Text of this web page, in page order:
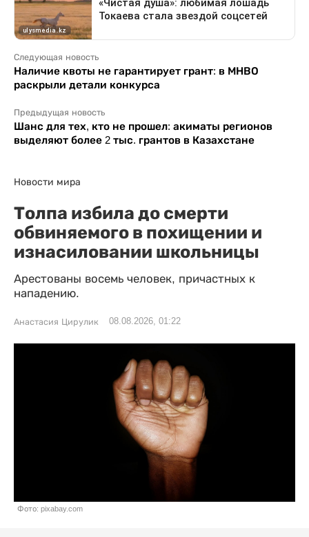
Следующая новость
Наличие квоты не гарантирует грант: в МНВО
раскрыли детали конкурса
Предыдущая новость
Шанс для тех, кто не прошел: акиматы регионов
выделяют более 2 тыс. грантов в Казахстане
Новости мира
Толпа избила до смерти
обвиняемого в похищении и
изнасиловании школьницы
Арестованы восемь человек, причастных к
нападению.
Анастасия Цирулик 08.08.2026, 01:22
Фото: pixabay.com